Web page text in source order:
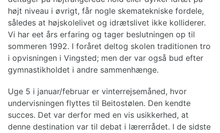
højt niveau i øvrigt, får nogle skematekniske fordele,
således at højskolelivet og idrætslivet ikke kolliderer.
Vi har eet års erfaring og tager beslutningen op til
sommeren 1992. I foråret deltog skolen traditionen tro
i opvisningen i Vingsted; men der var også bud efter
gymnastikholdet i andre sammenhænge.
Uge 5 i januar/februar er vinterrejsemåned, hvor
undervisningen flyttes til Beitostølen. Den kendte
succes. Det var derfor med en vis usikkerhed, at
denne destination var til debat i lærerrådet. I de sidste